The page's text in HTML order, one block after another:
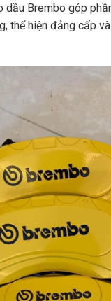
dầu Brembo góp
thể hiện đẳng cấp